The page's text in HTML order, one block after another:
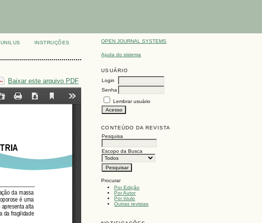
OPEN JOURNAL SYSTEMS
Ajuda do sistema
USUÁRIO
Login
Senha
Lembrar usuário
CONTEÚDO DA REVISTA
Pesquisa
Escopo da Busca
Procurar
Por Edição
Por Autor
Por título
Outras revistas
UNILUS
INSTRUÇÕES
Baixar este arquivo PDF